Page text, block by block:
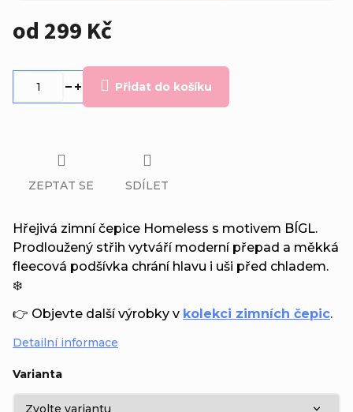
od 299 Kč
Varianta
Přidat do košíku
Hřejivá zimní čepice Homeless s motivem BÍGL.
Prodloužený střih vytváří moderní přepad a měkká
fleecová podšívka chrání hlavu i uši před chladem.
❄️
👉 Objevte další výrobky v kolekci zimních čepic.
Detailní informace
ZEPTAT SE SDÍLET